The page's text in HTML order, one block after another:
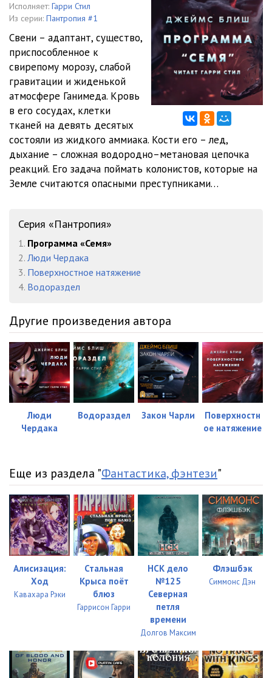
Исполняет: Гарри Стил
Из серии: Пантропия #1
Свени – адаптант, существо,
приспособленное к
свирепому морозу, слабой
гравитации и жиденькой
атмосфере Ганимеда. Кровь
в его сосудах, клетки
тканей на девять десятых
состояли из жидкого аммиака. Кости его – лед,
дыхание – сложная водородно–метановая цепочка
реакций. Его задача поймать колонистов, которые на
Земле считаются опасными преступниками…
Серия «Пантропия»
1. Программа «Семя»
2. Люди Чердака
3. Поверхностное натяжение
4. Водораздел
Другие произведения автора
Люди
Чердака
Водораздел Закон Чарли
Поверхностн
ое натяжение
Еще из раздела "Фантастика, фэнтези"
Алисизация:
Ход
Кавахара Рэки
Стальная
Крыса поёт
блюз
Гаррисон Гарри
НСК дело
№125
Северная
петля
времени
Долгов Максим
Флэшбэк
Симмонс Дэн